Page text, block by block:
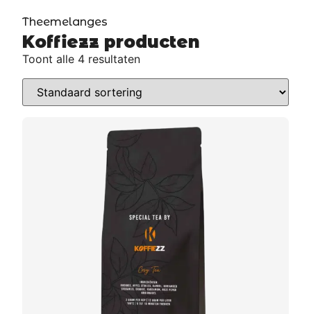
Theemelanges
Koffiezz producten
Toont alle 4 resultaten